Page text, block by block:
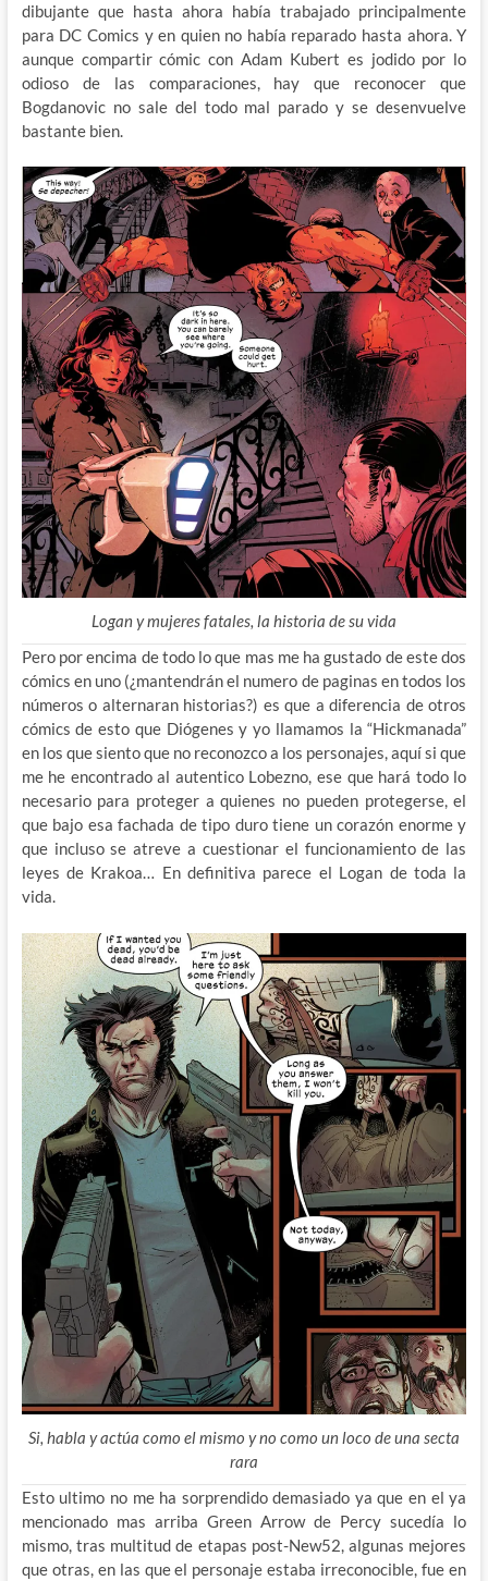
dibujante que hasta ahora había trabajado principalmente
para DC Comics y en quien no había reparado hasta ahora. Y
aunque compartir cómic con Adam Kubert es jodido por lo
odioso de las comparaciones, hay que reconocer que
Bogdanovic no sale del todo mal parado y se desenvuelve
bastante bien.
Logan y mujeres fatales, la historia de su vida
Pero por encima de todo lo que mas me ha gustado de este dos
cómics en uno (¿mantendrán el numero de paginas en todos los
números o alternaran historias?) es que a diferencia de otros
cómics de esto que Diógenes y yo llamamos la “Hickmanada”
en los que siento que no reconozco a los personajes, aquí si que
me he encontrado al autentico Lobezno, ese que hará todo lo
necesario para proteger a quienes no pueden protegerse, el
que bajo esa fachada de tipo duro tiene un corazón enorme y
que incluso se atreve a cuestionar el funcionamiento de las
leyes de Krakoa… En definitiva parece el Logan de toda la
vida.
Si, habla y actúa como el mismo y no como un loco de una secta
rara
Esto ultimo no me ha sorprendido demasiado ya que en el ya
mencionado mas arriba Green Arrow de Percy sucedía lo
mismo, tras multitud de etapas post-New52, algunas mejores
que otras, en las que el personaje estaba irreconocible, fue en